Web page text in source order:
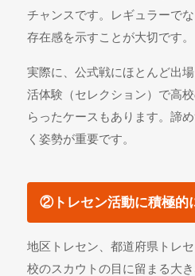
チャンスです。レギュラーで
存在感を示すことが大切です。
実際に、公式戦にほとんど出
活体験（セレクション）で高
らったケースもあります。諦
く姿勢が重要です。
②トレセン活動に積極的
地区トレセン、都道府県トレ
校のスカウトの目に留まる大